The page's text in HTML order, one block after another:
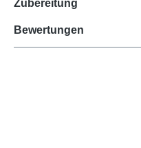
Zubereitung
Bewertungen